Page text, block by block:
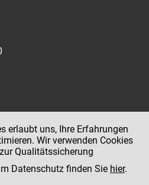
erlaubt uns, Ihre Erfahrungen
Wir verwenden Cookies
Qualitätssicherung
Datenschutz finden Sie hier.